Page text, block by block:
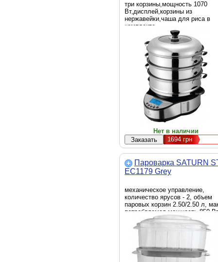
три корзины,мощность 1070
Вт,дисплей,корзины из
нержавейки,чаша для риса в
комплекте
Нет в наличии
1694 грн
Пароварка SATURN
EC1179 Grey
механическое управление,
количество ярусов - 2, объем
паровых корзин 2.50/2.50 л,
потребляемая мощность 850
отключение по таймеру